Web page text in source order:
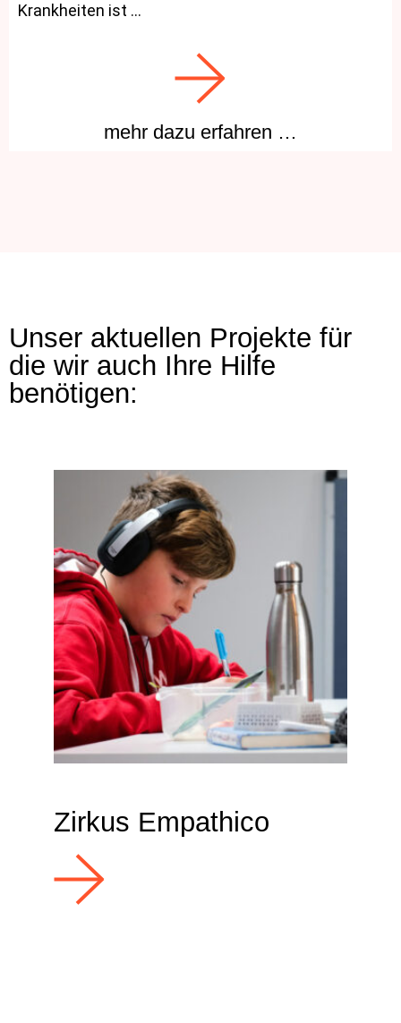
Krankheiten ist …
mehr dazu erfahren …
Unser aktuellen Projekte für
die wir auch Ihre Hilfe
benötigen:
Zirkus Empathico